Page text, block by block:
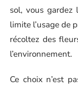
sol, vous gardez
limite l’usage de
récoltez des
l’environnement.
Ce choix n’est